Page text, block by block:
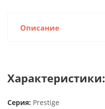
Описание
Характеристики:
Серия: Prestige